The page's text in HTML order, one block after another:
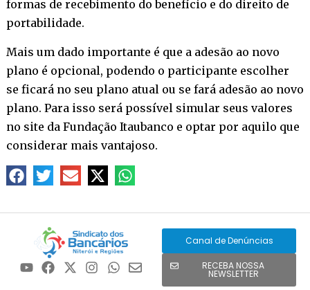
formas de recebimento do benefício e do direito de
portabilidade.
Mais um dado importante é que a adesão ao novo
plano é opcional, podendo o participante escolher
se ficará no seu plano atual ou se fará adesão ao novo
plano. Para isso será possível simular seus valores
no site da Fundação Itaubanco e optar por aquilo que
considerar mais vantajoso.
Canal de Denúncias
RECEBA NOSSA
NEWSLETTER